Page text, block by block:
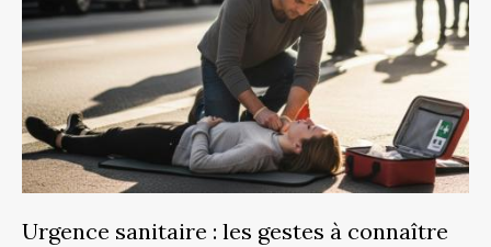
Urgence sanitaire : les gestes à connaître